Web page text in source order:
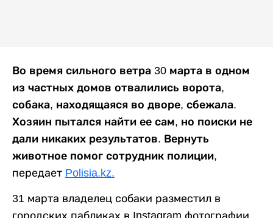
Во время сильного ветра 30 марта в одном
из частных домов отвалились ворота,
собака, находящаяся во дворе, сбежала.
Хозяин пытался найти ее сам, но поиски не
дали никаких результатов. Вернуть
животное помог сотрудник полиции,
передает Polisia.kz.
31 марта владелец собаки разместил в
городских пабликах в Instagram фотографии